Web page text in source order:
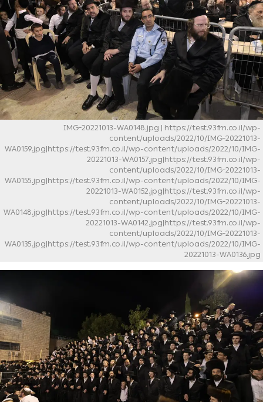
IMG-20221013-WA0148.jpg | https://test.93fm.co.il/wp-
content/uploads/2022/10/IMG-20221013-
WA0159.jpg|https://test.93fm.co.il/wp-content/uploads/2022/10/IMG-
20221013-WA0157.jpg|https://test.93fm.co.il/wp-
content/uploads/2022/10/IMG-20221013-
WA0155.jpg|https://test.93fm.co.il/wp-content/uploads/2022/10/IMG-
20221013-WA0152.jpg|https://test.93fm.co.il/wp-
content/uploads/2022/10/IMG-20221013-
WA0148.jpg|https://test.93fm.co.il/wp-content/uploads/2022/10/IMG-
20221013-WA0142.jpg|https://test.93fm.co.il/wp-
content/uploads/2022/10/IMG-20221013-
WA0135.jpg|https://test.93fm.co.il/wp-content/uploads/2022/10/IMG-
20221013-WA0136.jpg